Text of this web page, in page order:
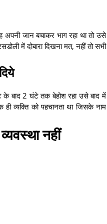
जान बचाकर भाग रहा था तो उसे
में दोबारा दिखना मत, नहीं तो सभी
के बाद 2 घंटे तक बेहोश रहा उसे बाद में
व्यक्ति को पहचानता था जिसके नाम
नहीं